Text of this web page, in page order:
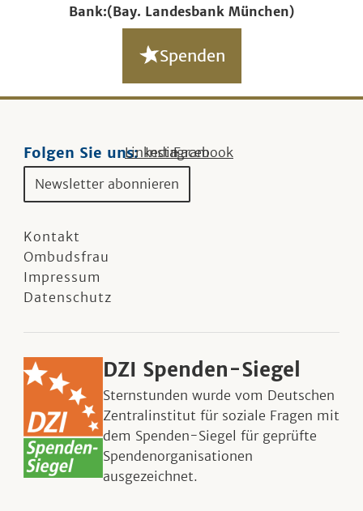
Bank:(Bay. Landesbank München)
Spenden
Folgen Sie uns:Linkedin
Instagram
Facebook
Newsletter abonnieren
Kontakt
Ombudsfrau
Impressum
Datenschutz
DZI Spenden-Siegel
Sternstunden wurde vom Deutschen
Zentralinstitut für soziale Fragen mit
dem Spenden-Siegel für geprüfte
Spendenorganisationen
ausgezeichnet.